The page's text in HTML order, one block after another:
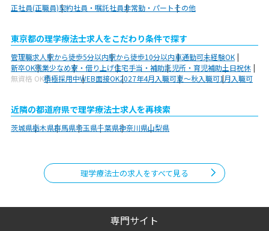
正社員(正職員)契約社員・嘱託社員非常勤・パートその他
東京都の理学療法士求人をこだわり条件で探す
管理職求人駅から徒歩5分以内駅から徒歩10分以内車通勤可未経験OK
新卒OK残業少なめ寮・借り上げ住宅手当・補助託児所・育児補助土日祝休
無資格 OK積極採用中WEB面接OK2027年4月入職可夏～秋入職可1月入職可
近隣の都道府県で理学療法士求人を再検索
茨城県栃木県群馬県埼玉県千葉県神奈川県山梨県
理学療法士の求人をすべて見る
専門サイト